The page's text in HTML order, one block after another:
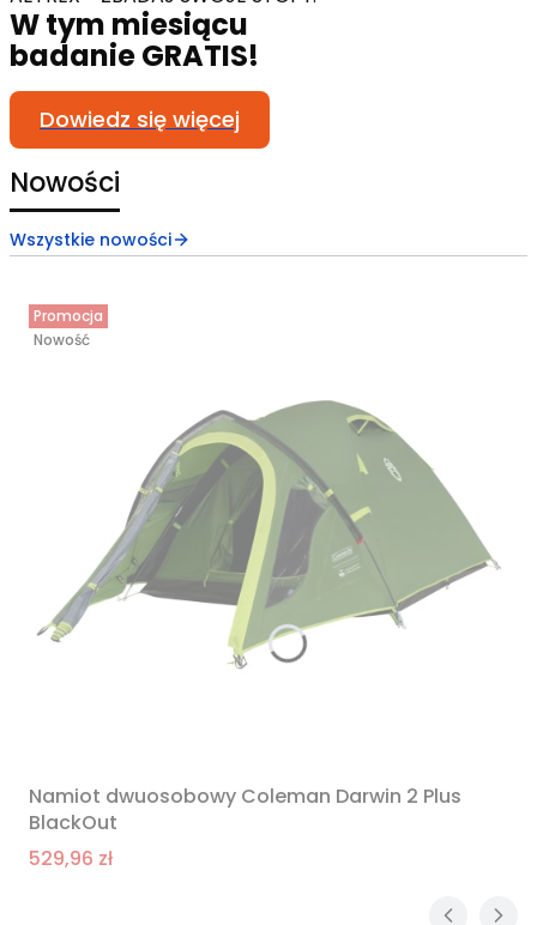
W tym miesiącu
badanie GRATIS!
Dowiedz się więcej
Nowości
Wszystkie nowości
Promocja
Nowość
Namiot dwuosobowy Coleman Darwin 2 Plus
BlackOut
Cena promocyjna
529,96 zł